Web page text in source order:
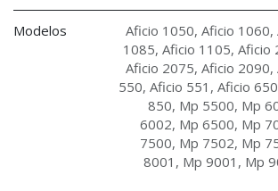
Modelos Aficio 1050, Aficio 1060,
1085, Aficio 1105, Aficio
Aficio 2075, Aficio 2090,
550, Aficio 551 , Aficio 650
850, Mp 5500, Mp
6002, Mp 6500, Mp
7500, Mp 7502, Mp
8001 , Mp 9001 , Mp